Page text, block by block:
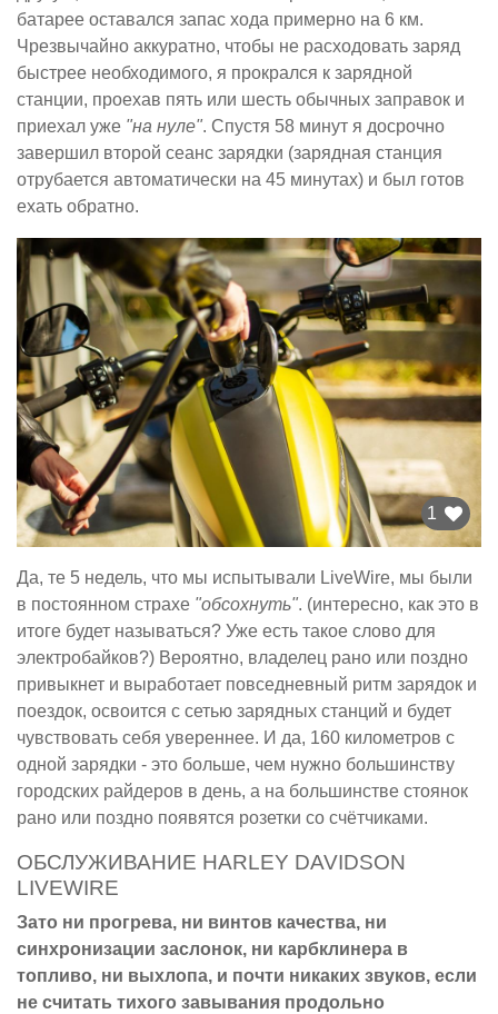
батарее оставался запас хода примерно на 6 км.
Чрезвычайно аккуратно, чтобы не расходовать заряд
быстрее необходимого, я прокрался к зарядной
станции, проехав пять или шесть обычных заправок и
приехал уже "на нуле". Спустя 58 минут я досрочно
завершил второй сеанс зарядки (зарядная станция
отрубается автоматически на 45 минутах) и был готов
ехать обратно.
1
Да, те 5 недель, что мы испытывали LiveWire, мы были
в постоянном страхе "обсохнуть". (интересно, как это в
итоге будет называться? Уже есть такое слово для
электробайков?) Вероятно, владелец рано или поздно
привыкнет и выработает повседневный ритм зарядок и
поездок, освоится с сетью зарядных станций и будет
чувствовать себя увереннее. И да, 160 километров с
одной зарядки - это больше, чем нужно большинству
городских райдеров в день, а на большинстве стоянок
рано или поздно появятся розетки со счётчиками.
ОБСЛУЖИВАНИЕ HARLEY DAVIDSON
LIVEWIRE
Зато ни прогрева, ни винтов качества, ни
синхронизации заслонок, ни карбклинера в
топливо, ни выхлопа, и почти никаких звуков, если
не считать тихого завывания продольно